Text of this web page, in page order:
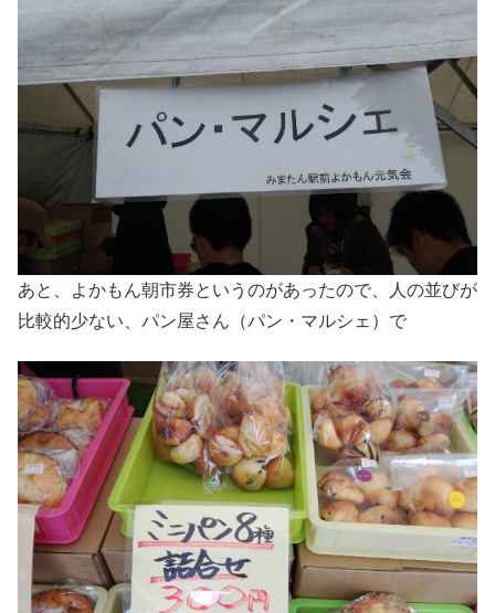
あと、よかもん朝市券というのがあったので、人の並びが
比較的少ない、パン屋さん（パン・マルシェ）で